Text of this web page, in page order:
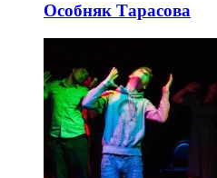
Особняк Тарасова